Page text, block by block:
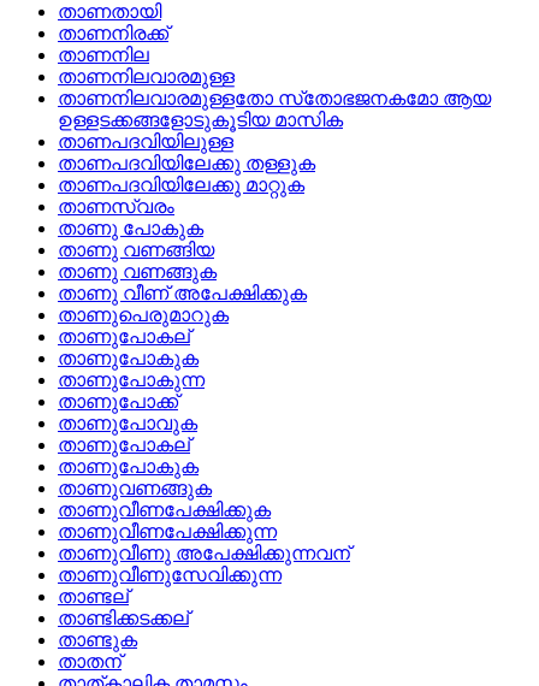
താണതായി
താണനിരക്ക്
താണനില
താണനിലവാരമുള്ള
താണനിലവാരമുള്ളതോ സ്‌തോഭജനകമോ ആയ
ഉള്ളടക്കങ്ങളോടുകൂടിയ മാസിക
താണപദവിയിലുള്ള
താണപദവിയിലേക്കു തള്ളുക
താണപദവിയിലേക്കു മാറ്റുക
താണസ്വരം
താണു പോകുക
താണു വണങ്ങിയ
താണു വണങ്ങുക
താണു വീണ് അപേക്ഷിക്കുക
താണുപെരുമാറുക
താണുപോകല്
താണുപോകുക
താണുപോകുന്ന
താണുപോക്ക്
താണുപോവുക
താണുപോകല്
താണുപോകുക
താണുവണങ്ങുക
താണുവീണപേക്ഷിക്കുക
താണുവീണപേക്ഷിക്കുന്ന
താണുവീണു അപേക്ഷിക്കുന്നവന്
താണുവീണുസേവിക്കുന്ന
താണ്ടല്
താണ്ടിക്കടക്കല്
താണ്ടുക
താതന്